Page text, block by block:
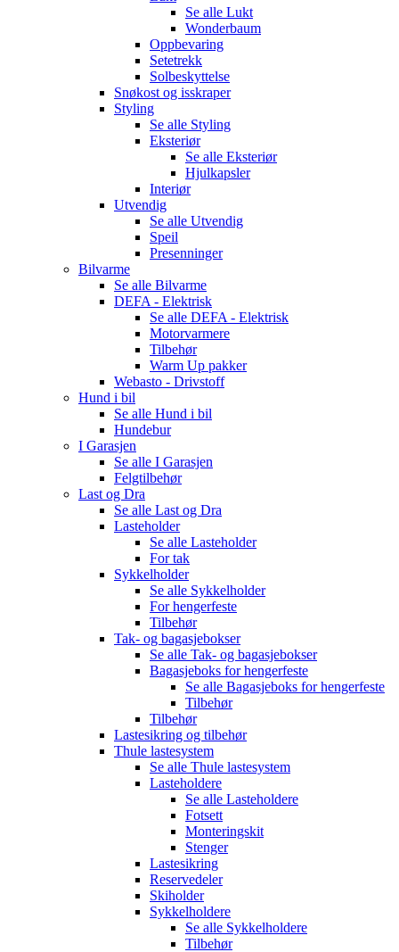
Se alle Lukt
Wonderbaum
Oppbevaring
Setetrekk
Solbeskyttelse
Snøkost og isskraper
Styling
Se alle Styling
Eksteriør
Se alle Eksteriør
Hjulkapsler
Interiør
Utvendig
Se alle Utvendig
Speil
Presenninger
Bilvarme
Se alle Bilvarme
DEFA - Elektrisk
Se alle DEFA - Elektrisk
Motorvarmere
Tilbehør
Warm Up pakker
Webasto - Drivstoff
Hund i bil
Se alle Hund i bil
Hundebur
I Garasjen
Se alle I Garasjen
Felgtilbehør
Last og Dra
Se alle Last og Dra
Lasteholder
Se alle Lasteholder
For tak
Sykkelholder
Se alle Sykkelholder
For hengerfeste
Tilbehør
Tak- og bagasjebokser
Se alle Tak- og bagasjebokser
Bagasjeboks for hengerfeste
Se alle Bagasjeboks for hengerfeste
Tilbehør
Tilbehør
Lastesikring og tilbehør
Thule lastesystem
Se alle Thule lastesystem
Lasteholdere
Se alle Lasteholdere
Fotsett
Monteringskit
Stenger
Lastesikring
Reservedeler
Skiholder
Sykkelholdere
Se alle Sykkelholdere
Tilbehør